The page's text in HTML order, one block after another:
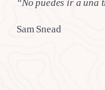
“No puedes ir a una
Sam Snead